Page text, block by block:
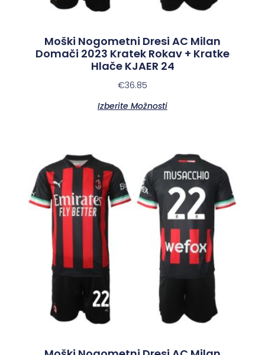
Moški Nogometni Dresi AC Milan
Domači 2023 Kratek Rokav + Kratke
Hlače KJAER 24
€36.85
Izberite Možnosti